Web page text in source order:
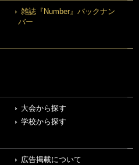
雑誌『Number』バックナン
バー
大会から探す
学校から探す
広告掲載について